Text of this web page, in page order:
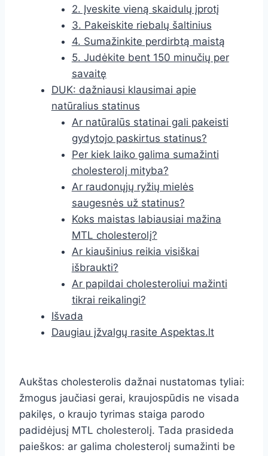
2. Įveskite vieną skaidulų įprotį
3. Pakeiskite riebalų šaltinius
4. Sumažinkite perdirbtą maistą
5. Judėkite bent 150 minučių per
savaitę
DUK: dažniausi klausimai apie
natūralius statinus
Ar natūralūs statinai gali pakeisti
gydytojo paskirtus statinus?
Per kiek laiko galima sumažinti
cholesterolį mityba?
Ar raudonųjų ryžių mielės
saugesnės už statinus?
Koks maistas labiausiai mažina
MTL cholesterolį?
Ar kiaušinius reikia visiškai
išbraukti?
Ar papildai cholesteroliui mažinti
tikrai reikalingi?
Išvada
Daugiau įžvalgų rasite Aspektas.lt
Aukštas cholesterolis dažnai nustatomas tyliai:
žmogus jaučiasi gerai, kraujospūdis ne visada
pakilęs, o kraujo tyrimas staiga parodo
padidėjusį MTL cholesterolį. Tada prasideda
paieškos: ar galima cholesterolį sumažinti be